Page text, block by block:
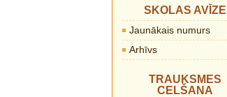
SKOLAS AVĪZE
Jaunākais numurs
Arhīvs
TRAUKSMES
CELŠANA